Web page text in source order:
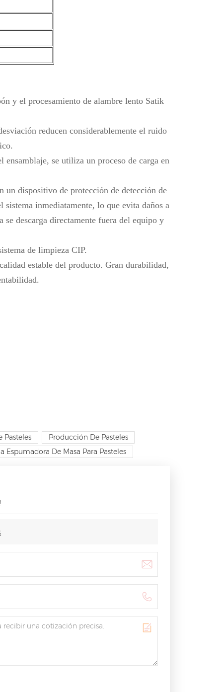
y el procesamiento de alambre lento Satik
reducen considerablemente el ruido
se utiliza un proceso de carga en
dispositivo de protección de detección de
inmediatamente, lo que evita daños a
descarga directamente fuera del equipo y
de limpieza CIP.
estable del producto. Gran durabilidad,
Pasteles
Producción De Pasteles
Espumadora De Masa Para Pasteles